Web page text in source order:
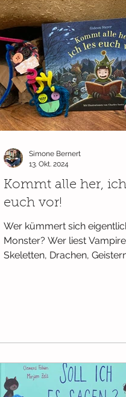
Bücherei/Bibliothek Tiere
Lieder, Reime, Fingerspiele
Wissenswertes Bücher
Ab 2 Jahren
Kommt alle her,
euch vor!
Wer kümmert sich
Monster? Wer liest
Skeletten, Drachen,
Simone Bernert
13. Okt. 2024